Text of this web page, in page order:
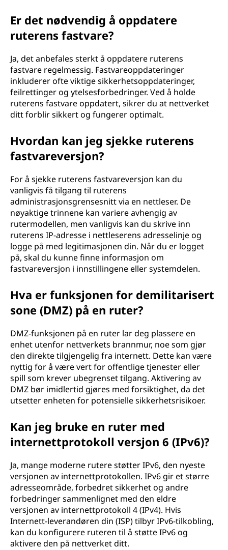
Er det nødvendig å oppdatere
ruterens fastvare?
Ja, det anbefales sterkt å oppdatere ruterens
fastvare regelmessig. Fastvareoppdateringer
inkluderer ofte viktige sikkerhetsoppdateringer,
feilrettinger og ytelsesforbedringer. Ved å holde
ruterens fastvare oppdatert, sikrer du at nettverket
ditt forblir sikkert og fungerer optimalt.
Hvordan kan jeg sjekke ruterens
fastvareversjon?
For å sjekke ruterens fastvareversjon kan du
vanligvis få tilgang til ruterens
administrasjonsgrensesnitt via en nettleser. De
nøyaktige trinnene kan variere avhengig av
rutermodellen, men vanligvis kan du skrive inn
ruterens IP-adresse i nettleserens adresselinje og
logge på med legitimasjonen din. Når du er logget
på, skal du kunne finne informasjon om
fastvareversjon i innstillingene eller systemdelen.
Hva er funksjonen for demilitarisert
sone (DMZ) på en ruter?
DMZ-funksjonen på en ruter lar deg plassere en
enhet utenfor nettverkets brannmur, noe som gjør
den direkte tilgjengelig fra internett. Dette kan være
nyttig for å være vert for offentlige tjenester eller
spill som krever ubegrenset tilgang. Aktivering av
DMZ bør imidlertid gjøres med forsiktighet, da det
utsetter enheten for potensielle sikkerhetsrisikoer.
Kan jeg bruke en ruter med
internettprotokoll versjon 6 (IPv6)?
Ja, mange moderne rutere støtter IPv6, den nyeste
versjonen av internettprotokollen. IPv6 gir et større
adresseområde, forbedret sikkerhet og andre
forbedringer sammenlignet med den eldre
versjonen av internettprotokoll 4 (IPv4). Hvis
Internett-leverandøren din (ISP) tilbyr IPv6-tilkobling,
kan du konfigurere ruteren til å støtte IPv6 og
aktivere den på nettverket ditt.